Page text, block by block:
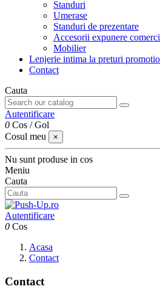
Standuri
Umerase
Standuri de prezentare
Accesorii expunere
Mobilier
Lenjerie intima la preturi
Contact
Cauta
Autentificare
0 Cos /Gol
Cosul meu
×
Nu sunt produse in cos
Meniu
Cauta
Autentificare
0 Cos
Acasa
Contact
Contact